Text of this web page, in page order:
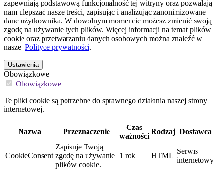
zapewniają podstawową funkcjonalność tej witryny oraz pozwalają
nam ulepszać nasze treści, zapisując i analizując zanonimizowane
dane użytkownika. W dowolnym momencie możesz zmienić swoją
zgodę na używanie tych plików. Więcej informacji na temat plików
cookie oraz przetwarzaniu danych osobowych można znaleźć w
naszej Polityce prywatności.
Ustawienia
Obowiązkowe
Obowiązkowe
Te pliki cookie są potrzebne do sprawnego działania naszej strony
internetowej.
Nazwa Przeznaczenie
Czas
ważności
Rodzaj Dostawca
CookieConsent
Zapisuje Twoją
zgodę na używanie
plików cookie.
1 rok HTML
Serwis
internetowy